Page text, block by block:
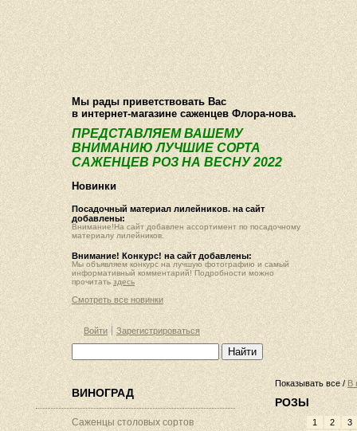
О компании Как купить Фотогалерея Статьи Опт
Мы рады приветствовать Вас
в интернет-магазине саженцев Флора-нова.
ПРЕДСТАВЛЯЕМ ВАШЕМУ
ВНИМАНИЮ ЛУЧШИЕ СОРТА
САЖЕНЦЕВ РОЗ НА ВЕСНУ 2022
Новинки
Посадочный материал лилейников. на сайт
добавлены:
Внимание!На сайт добавлен ассортимент по посадочному
материалу лилейников.
Внимание! Конкурс! на сайт добавлены:
Мы объявляем конкурс на лучшую фотографию и самый
информативный комментарий! Подробности можно
прочитать здесь
Смотреть все новинки
Войти Зарегистрироваться
ВИНОГРАД
Саженцы столовых сортов
Показывать все / В
РОЗЫ
1 2
3